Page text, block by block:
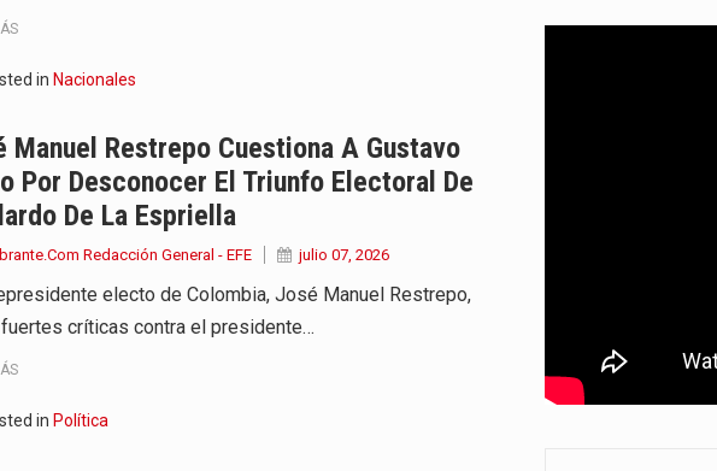
in Nacionales
Manuel Restrepo Cuestiona A Gustavo
Por Desconocer El Triunfo Electoral De
De La Espriella
Redacción General - EFE julio 07, 2026
electo de Colombia, José Manuel Restrepo,
críticas contra el presidente…
in Política